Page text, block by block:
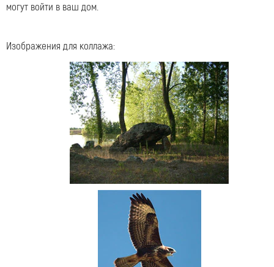
могут войти в ваш дом.
Изображения для коллажа: